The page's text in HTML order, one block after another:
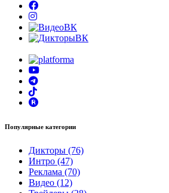
Популярные категории
Дикторы (76)
Интро (47)
Реклама (70)
Видео (12)